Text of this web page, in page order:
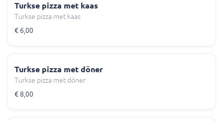
Turkse pizza met kaas
Turkse pizza met kaas
€ 6,00
Turkse pizza met döner
Turkse pizza met döner
€ 8,00